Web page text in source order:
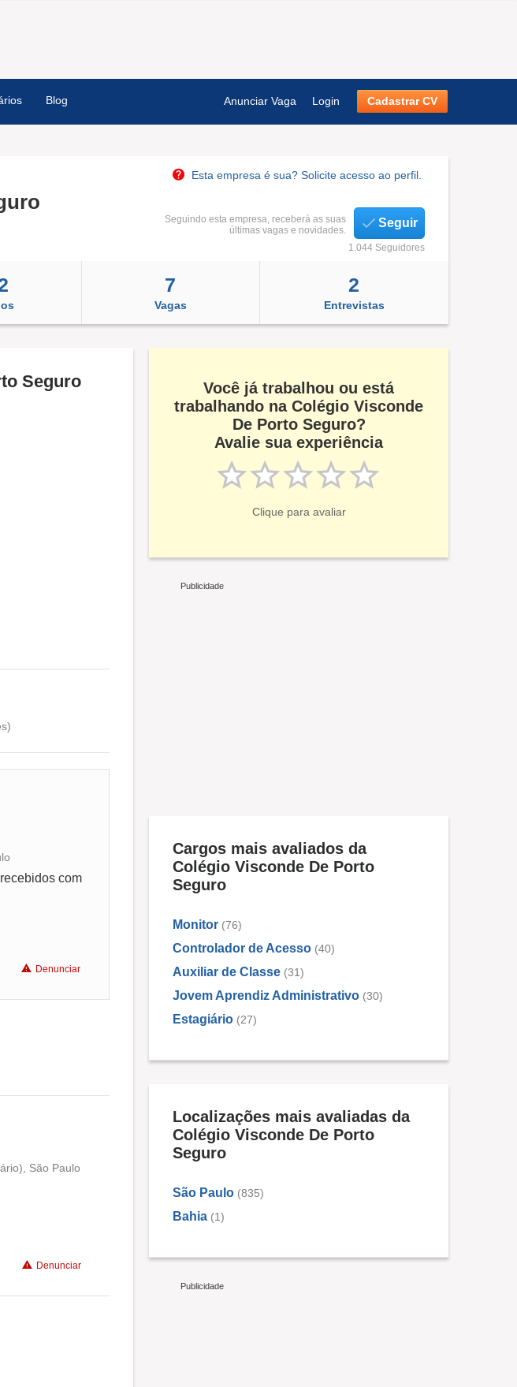
Blog Anunciar Vaga Login Cadastrar CV
Esta empresa é sua? Solicite acesso ao perfil.
Seguindo esta empresa, receberá as suas
últimas vagas e novidades.
Seguir
1.044 Seguidores
7
Vagas
2
Entrevistas
Seguro
com
Denunciar
São Paulo
Denunciar
Você já trabalhou ou está
trabalhando na Colégio Visconde
De Porto Seguro?
Avalie sua experiência
Clique para avaliar
Cargos mais avaliados da
Colégio Visconde De Porto
Seguro
Monitor (76)
Controlador de Acesso (40)
Auxiliar de Classe (31)
Jovem Aprendiz Administrativo (30)
Estagiário (27)
Localizações mais avaliadas da
Colégio Visconde De Porto
Seguro
São Paulo (835)
Bahia (1)